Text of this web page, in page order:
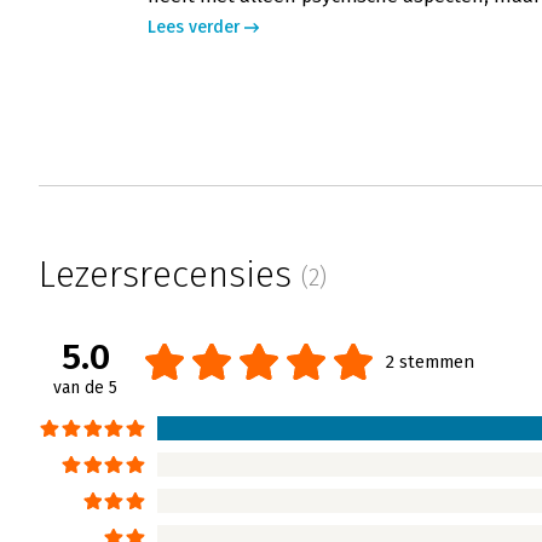
Lees verder
Lezersrecensies (2)
5.0
van de 5
2 stemmen